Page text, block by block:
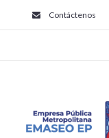
Contáctenos